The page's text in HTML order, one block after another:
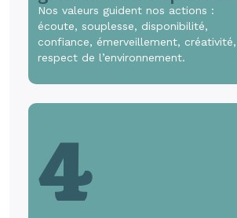
Nos valeurs guident nos actions :
écoute, souplesse, disponibilité,
confiance, émerveillement, créativité,
respect de l’environnement.
4